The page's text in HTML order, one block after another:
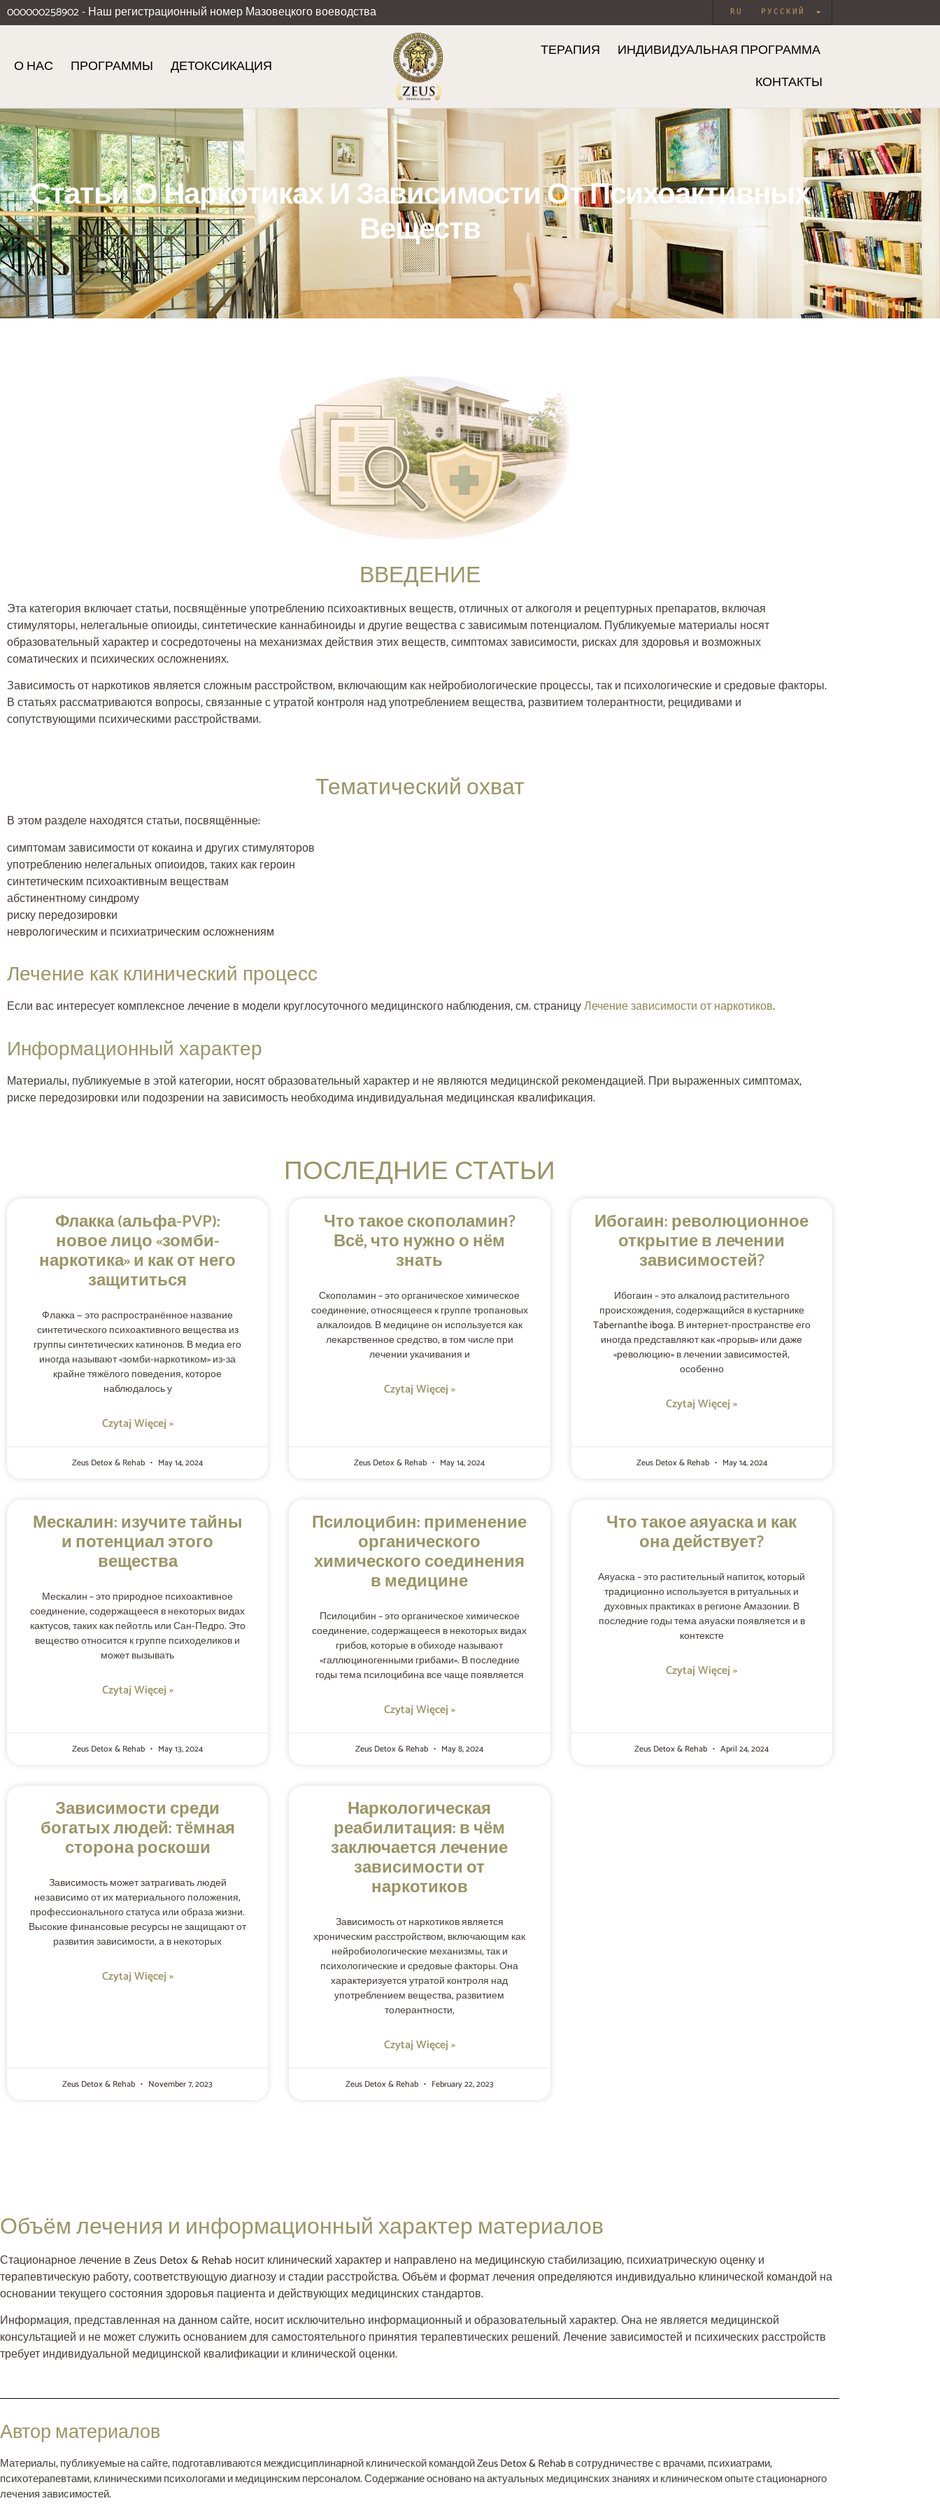
000000258902 - Наш регистрационный номер Мазовецкого воеводства РУССКИЙ
RU
О НАС ПРОГРАММЫ ДЕТОКСИКАЦИЯ
ТЕРАПИЯ
ИНДИВИДУАЛЬНАЯ ПРОГРАММА
КОНТАКТЫ
Статьи О Наркотиках И Зависимости От Психоактивных
Веществ
ВВЕДЕНИЕ
Эта категория включает статьи, посвящённые употреблению психоактивных веществ, отличных от алкоголя и рецептурных препаратов, включая
стимуляторы, нелегальные опиоиды, синтетические каннабиноиды и другие вещества с зависимым потенциалом. Публикуемые материалы носят
образовательный характер и сосредоточены на механизмах действия этих веществ, симптомах зависимости, рисках для здоровья и возможных
соматических и психических осложнениях.
Зависимость от наркотиков является сложным расстройством, включающим как нейробиологические процессы, так и психологические и средовые факторы.
В статьях рассматриваются вопросы, связанные с утратой контроля над употреблением вещества, развитием толерантности, рецидивами и
сопутствующими психическими расстройствами.
Тематический охват
В этом разделе находятся статьи, посвящённые:
симптомам зависимости от кокаина и других стимуляторов
употреблению нелегальных опиоидов, таких как героин
синтетическим психоактивным веществам
абстинентному синдрому
риску передозировки
неврологическим и психиатрическим осложнениям
Лечение как клинический процесс
Если вас интересует комплексное лечение в модели круглосуточного медицинского наблюдения, см. страницуЛечение зависимости от наркотиков.
Информационный характер
Материалы, публикуемые в этой категории, носят образовательный характер и не являются медицинской рекомендацией. При выраженных симптомах,
риске передозировки или подозрении на зависимость необходима индивидуальная медицинская квалификация.
ПОСЛЕДНИЕ СТАТЬИ
Флакка (альфа-PVP):
новое лицо «зомби-
наркотика» и как от него
защититься
Флакка — это распространённое название
синтетического психоактивного вещества из
группы синтетических катинонов. В медиа его
иногда называют «зомби-наркотиком» из-за
крайне тяжёлого поведения, которое
наблюдалось у
Czytaj Więcej »
Zeus Detox & Rehab May 14, 2024
Что такое скополамин?
Всё, что нужно о нём
знать
Скополамин – это органическое химическое
соединение, относящееся к группе тропановых
алкалоидов. В медицине он используется как
лекарственное средство, в том числе при
лечении укачивания и
Czytaj Więcej »
Zeus Detox & Rehab May 14, 2024
Ибогаин: революционное
открытие в лечении
зависимостей?
Ибогаин – это алкалоид растительного
происхождения, содержащийся в кустарнике
Tabernanthe iboga. В интернет-пространстве его
иногда представляют как «прорыв» или даже
«революцию» в лечении зависимостей,
особенно
Czytaj Więcej »
Zeus Detox & Rehab May 14, 2024
Мескалин: изучите тайны
и потенциал этого
вещества
Мескалин – это природное психоактивное
соединение, содержащееся в некоторых видах
кактусов, таких как пейотль или Сан-Педро. Это
вещество относится к группе психоделиков и
может вызывать
Czytaj Więcej »
Zeus Detox & Rehab May 13, 2024
Псилоцибин: применение
органического
химического соединения
в медицине
Псилоцибин – это органическое химическое
соединение, содержащееся в некоторых видах
грибов, которые в обиходе называют
«галлюциногенными грибами». В последние
годы тема псилоцибина все чаще появляется
Czytaj Więcej »
Zeus Detox & Rehab May 8, 2024
Что такое аяуаска и как
она действует?
Аяуаска – это растительный напиток, который
традиционно используется в ритуальных и
духовных практиках в регионе Амазонии. В
последние годы тема аяуаски появляется и в
контексте
Czytaj Więcej »
Zeus Detox & Rehab April 24, 2024
Зависимости среди
богатых людей: тёмная
сторона роскоши
Зависимость может затрагивать людей
независимо от их материального положения,
профессионального статуса или образа жизни.
Высокие финансовые ресурсы не защищают от
развития зависимости, а в некоторых
Czytaj Więcej »
Zeus Detox & Rehab November 7, 2023
Наркологическая
реабилитация: в чём
заключается лечение
зависимости от
наркотиков
Зависимость от наркотиков является
хроническим расстройством, включающим как
нейробиологические механизмы, так и
психологические и средовые факторы. Она
характеризуется утратой контроля над
употреблением вещества, развитием
толерантности,
Czytaj Więcej »
Zeus Detox & Rehab February 22, 2023
Объём лечения и информационный характер материалов
Стационарное лечение в Zeus Detox & Rehab носит клинический характер и направлено на медицинскую стабилизацию, психиатрическую оценку и
терапевтическую работу, соответствующую диагнозу и стадии расстройства. Объём и формат лечения определяются индивидуально клинической командой на
основании текущего состояния здоровья пациента и действующих медицинских стандартов.
Информация, представленная на данном сайте, носит исключительно информационный и образовательный характер. Она не является медицинской
консультацией и не может служить основанием для самостоятельного принятия терапевтических решений. Лечение зависимостей и психических расстройств
требует индивидуальной медицинской квалификации и клинической оценки.
Автор материалов
Материалы, публикуемые на сайте, подготавливаются междисциплинарной клинической командой Zeus Detox & Rehab в сотрудничестве с врачами, психиатрами,
психотерапевтами, клиническими психологами и медицинским персоналом. Содержание основано на актуальных медицинских знаниях и клиническом опыте стационарного
лечения зависимостей.